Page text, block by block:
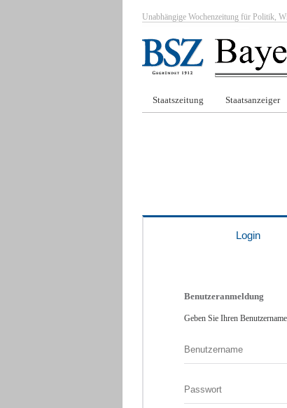
Unabhängige Wochenzeitung für Politik,
Staatszeitung Staatsanzeiger
Login
Benutzeranmeldung
Geben Sie Ihren